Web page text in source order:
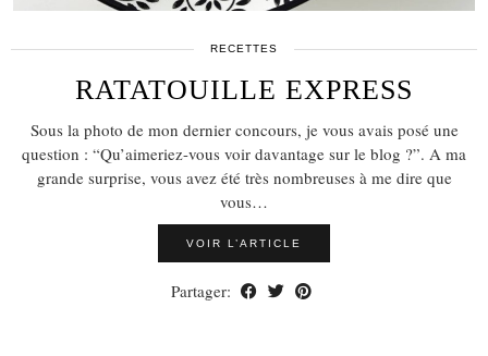
RECETTES
RATATOUILLE EXPRESS
Sous la photo de mon dernier concours, je vous avais posé une
question : “Qu’aimeriez-vous voir davantage sur le blog ?”. A ma
grande surprise, vous avez été très nombreuses à me dire que
vous…
VOIR L’ARTICLE
Partager: